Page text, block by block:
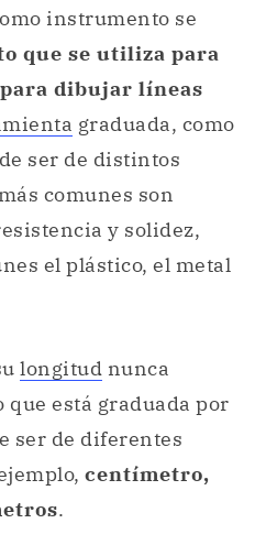
instrumento se
que se utiliza para
dibujar líneas
graduada, como
ser de distintos
comunes son
y solidez,
el plástico, el metal
longitud nunca
está graduada por
ser de diferentes
centímetro,
.